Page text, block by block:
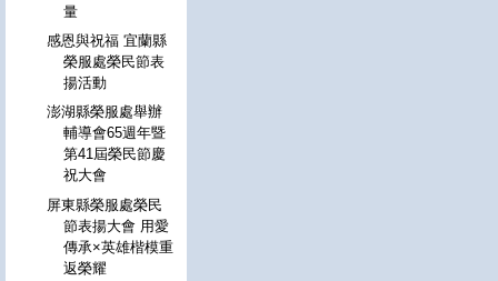
量
感恩與祝福 宜蘭縣
榮服處榮民節表
揚活動
澎湖縣榮服處舉辦
輔導會65週年暨
第41屆榮民節慶
祝大會
屏東縣榮服處榮民
節表揚大會 用愛
傳承×英雄楷模重
返榮耀